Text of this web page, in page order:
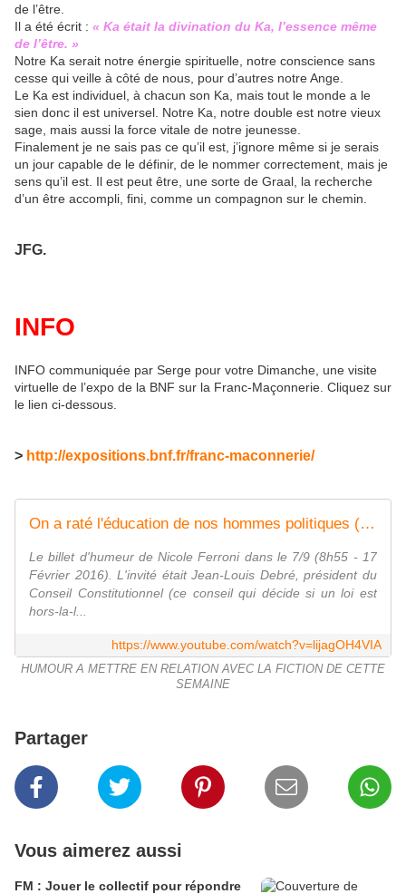
de l’être.
Il a été écrit : « Ka était la divination du Ka, l’essence même
de l’être. »
Notre Ka serait notre énergie spirituelle, notre conscience sans
cesse qui veille à côté de nous, pour d’autres notre Ange.
Le Ka est individuel, à chacun son Ka, mais tout le monde a le
sien donc il est universel. Notre Ka, notre double est notre vieux
sage, mais aussi la force vitale de notre jeunesse.
Finalement je ne sais pas ce qu’il est, j’ignore même si je serais
un jour capable de le définir, de le nommer correctement, mais je
sens qu’il est. Il est peut être, une sorte de Graal, la recherche
d’un être accompli, fini, comme un compagnon sur le chemin.
JFG.
INFO
INFO communiquée par Serge pour votre Dimanche, une visite
virtuelle de l’expo de la BNF sur la Franc-Maçonnerie. Cliquez sur
le lien ci-dessous.
> http://expositions.bnf.fr/franc-maconnerie/
On a raté l'éducation de nos hommes politiques (Le billet de Nicole Ferroni)
Le billet d'humeur de Nicole Ferroni dans le 7/9 (8h55 - 17
Février 2016). L'invité était Jean-Louis Debré, président du
Conseil Constitutionnel (ce conseil qui décide si un loi est
hors-la-l...
https://www.youtube.com/watch?v=lijagOH4VIA
HUMOUR A METTRE EN RELATION AVEC LA FICTION DE CETTE
SEMAINE
Partager
Vous aimerez aussi
FM : Jouer le collectif pour répondre